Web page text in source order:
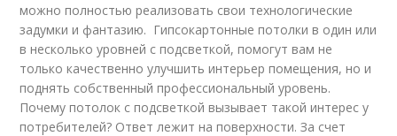
можно полностью реализовать свои технологические
задумки и фантазию. Гипсокартонные потолки в один или
в несколько уровней с подсветкой, помогут вам не
только качественно улучшить интерьер помещения, но и
поднять собственный профессиональный уровень.
Почему потолок с подсветкой вызывает такой интерес у
потребителей? Ответ лежит на поверхности. За счет